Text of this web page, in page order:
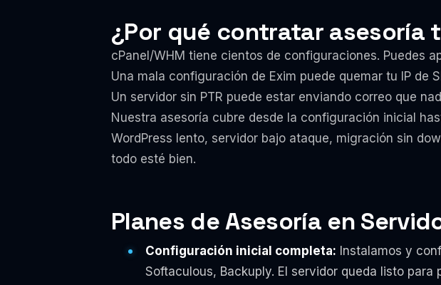
¿Por qué contratar asesoría
cPanel/WHM tiene cientos de configuraciones. Puedes
Una mala configuración de Exim puede quemar tu IP de
Un servidor sin PTR puede estar enviando correo que
Nuestra asesoría cubre desde la configuración inicial
WordPress lento, servidor bajo ataque, migración sin
todo esté bien.
Planes de Asesoría en
Configuración inicial completa: Instalamos y
Softaculous, Backuply. El servidor queda listo para